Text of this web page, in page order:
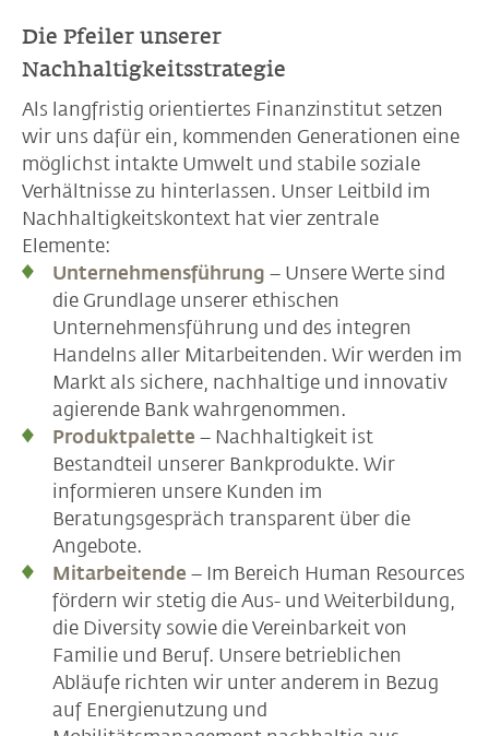
Die Pfeiler unserer
Nachhaltigkeitsstrategie
Als langfristig orientiertes Finanzinstitut setzen
wir uns dafür ein, kommenden Generationen eine
möglichst intakte Umwelt und stabile soziale
Verhältnisse zu hinterlassen. Unser Leitbild im
Nachhaltigkeitskontext hat vier zentrale
Elemente:
Unternehmensführung – Unsere Werte sind
die Grundlage unserer ethischen
Unternehmensführung und des integren
Handelns aller Mitarbeitenden. Wir werden im
Markt als sichere, nachhaltige und innovativ
agierende Bank wahrgenommen.
Produktpalette – Nachhaltigkeit ist
Bestandteil unserer Bankprodukte. Wir
informieren unsere Kunden im
Beratungsgespräch transparent über die
Angebote.
Mitarbeitende – Im Bereich Human Resources
fördern wir stetig die Aus- und Weiterbildung,
die Diversity sowie die Vereinbarkeit von
Familie und Beruf. Unsere betrieblichen
Abläufe richten wir unter anderem in Bezug
auf Energienutzung und